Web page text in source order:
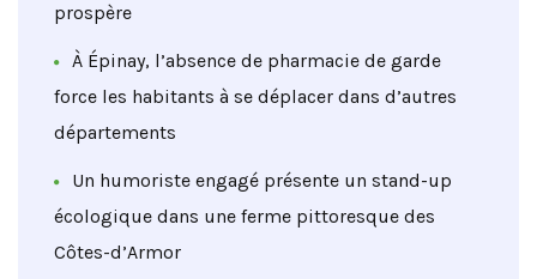
prospère
À Épinay, l’absence de pharmacie de garde
force les habitants à se déplacer dans d’autres
départements
Un humoriste engagé présente un stand-up
écologique dans une ferme pittoresque des
Côtes-d’Armor